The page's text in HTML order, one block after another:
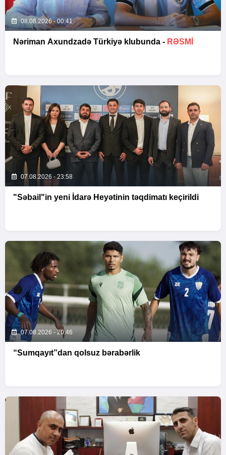
08.08.2026 - 00:41
Nəriman Axundzadə Türkiyə klubunda - RƏSMİ
07.08.2026 - 23:58
"Səbail"in yeni İdarə Heyətinin təqdimatı keçirildi
07.08.2026 - 20:46
“Sumqayıt”dan qolsuz bərabərlik